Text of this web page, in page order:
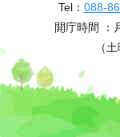
Tel： 088-
開庁時間 ：
（